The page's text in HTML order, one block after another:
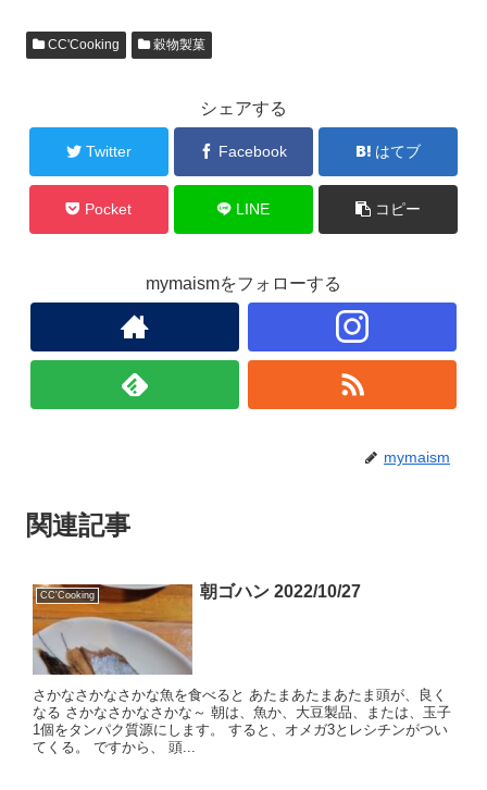
c
e
o
o
k
tt
er
e
ail
CC'Cooking 穀物製菓
シェアする
Twitter Facebook はてブ
Pocket LINE コピー
mymaismをフォローする
mymaism
関連記事
CC'Cooking 朝ゴハン 2022/10/27
さかなさかなさかな魚を食べると あたまあたまあたま頭が、良く
なる さかなさかなさかな～ 朝は、魚か、大豆製品、または、玉子
1個をタンパク質源にします。 すると、オメガ3とレシチンがつい
てくる。 ですから、 頭...